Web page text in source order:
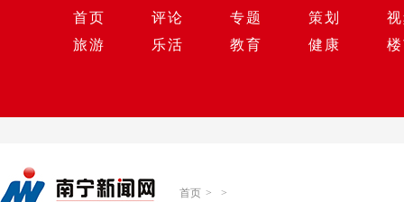
首页 评论 专题 策划
旅游
乐活 教育 健康
首页 > >